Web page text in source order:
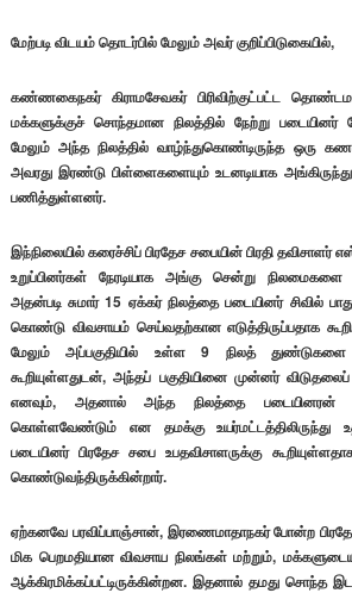
மேற்படி விடயம் தொடர்பில் மேலும் அவர் குறிப்பிடுகையில்,
கண்ணகைநகர் கிராமசேவகர் பிரிவிற்குட்பட்ட
மக்களுக்குச் சொந்தமான நிலத்தில் நேற்று
மேலும் அந்த நிலத்தில் வாழ்ந்துகொண்டிருந்த ஒரு
அவரது இரண்டு பிள்ளைகளையும் உடனடியாக
பணித்துள்ளனர்.
இந்நிலையில் கரைச்சிப் பிரதேச சபையின் பிரதி தவிசாளர்
உறுப்பினர்கள் நேரடியாக அங்கு சென்று நிலமைகளை
அதன்படி சுமார் 15 ஏக்கர் நிலத்தை படையினர் சிவில்
கொண்டு விவசாயம் செய்வதற்கான எடுத்திருப்பதாக
மேலும் அப்பகுதியில் உள்ள 9 நிலத் துண்டுகளை
கூறியுள்ளதுடன், அந்தப் பகுதியினை முன்னர்
எனவும், அதனால் அந்த நிலத்தை படையினரன்
கொள்ளவேண்டும் என தமக்கு உயர்மட்டத்திலிருந்து
படையினர் பிரதேச சபை உபதவிசாளருக்கு
கொண்டுவந்திருக்கின்றார்.
ஏற்கனவே பரவிப்பாஞ்சான், இரணைமாதாநகர் போன்ற
மிக பெறமதியான விவசாய நிலங்கள் மற்றும்,
ஆக்கிரமிக்கப்பட்டிருக்கின்றன. இதனால் தமது சொந்த